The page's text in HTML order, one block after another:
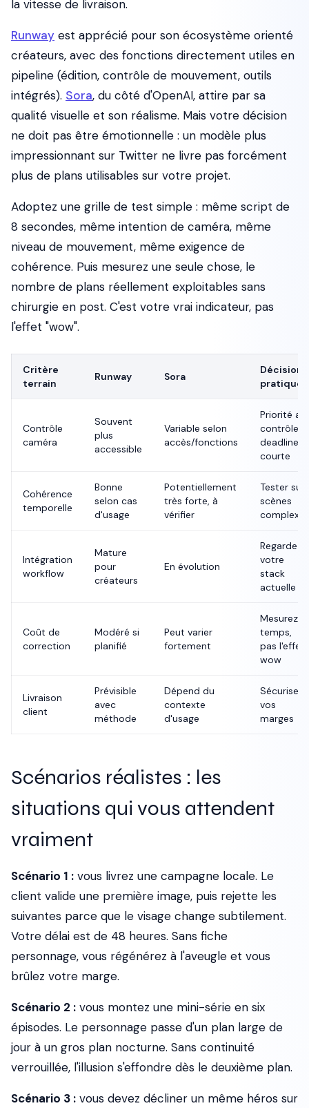
la vitesse de livraison.
Runway est apprécié pour son écosystème orienté
créateurs, avec des fonctions directement utiles en
pipeline (édition, contrôle de mouvement, outils
intégrés). Sora, du côté d'OpenAI, attire par sa
qualité visuelle et son réalisme. Mais votre décision
ne doit pas être émotionnelle : un modèle plus
impressionnant sur Twitter ne livre pas forcément
plus de plans utilisables sur votre projet.
Adoptez une grille de test simple : même script de
8 secondes, même intention de caméra, même
niveau de mouvement, même exigence de
cohérence. Puis mesurez une seule chose, le
nombre de plans réellement exploitables sans
chirurgie en post. C'est votre vrai indicateur, pas
l'effet "wow".
Critère
terrain
Runway Sora
Décision
pratique
Contrôle
caméra
Souvent
plus
accessible
Variable selon
accès/fonctions
Priorité au
contrôle si
deadline
courte
Cohérence
temporelle
Bonne
selon cas
d'usage
Potentiellement
très forte, à
vérifier
Tester sur
scènes
complexes
Intégration
workflow
Mature
pour
créateurs
En évolution
Regardez
votre
stack
actuelle
Coût de
correction
Modéré si
planifié
Peut varier
fortement
Mesurez le
temps,
pas l'effet
wow
Livraison
client
Prévisible
avec
méthode
Dépend du
contexte
d'usage
Sécurisez
vos
marges
Scénarios réalistes : les
situations qui vous attendent
vraiment
Scénario 1 : vous livrez une campagne locale. Le
client valide une première image, puis rejette les
suivantes parce que le visage change subtilement.
Votre délai est de 48 heures. Sans fiche
personnage, vous régénérez à l'aveugle et vous
brûlez votre marge.
Scénario 2 : vous montez une mini-série en six
épisodes. Le personnage passe d'un plan large de
jour à un gros plan nocturne. Sans continuité
verrouillée, l'illusion s'effondre dès le deuxième plan.
Scénario 3 : vous devez décliner un même héros sur